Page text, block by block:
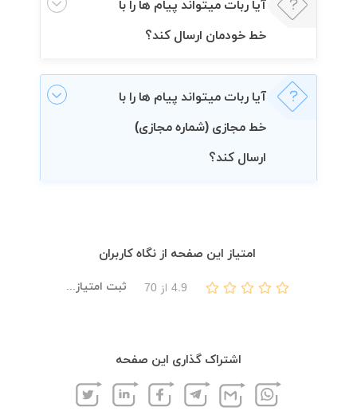
آیا ربات میتواند پیام ها را با
خط خودمان ارسال کند؟
آیا ربات میتواند پیام ها را با
خط مجازی (شماره مجازی)
ارسال کند؟
اشتراک گذاری این صفحه
امتیاز این صفحه از نگاه کاربران
4.9از 70 ثبت امتیاز...